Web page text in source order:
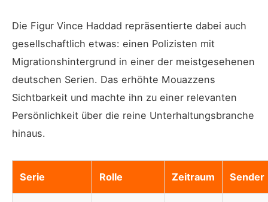
Die Figur Vince Haddad repräsentierte dabei auch
gesellschaftlich etwas: einen Polizisten mit
Migrationshintergrund in einer der meistgesehenen
deutschen Serien. Das erhöhte Mouazzens
Sichtbarkeit und machte ihn zu einer relevanten
Persönlichkeit über die reine Unterhaltungsbranche
hinaus.
Serie Rolle Zeitraum Sender